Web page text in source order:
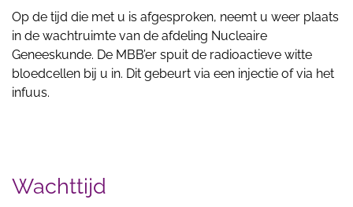
Op de tijd die met u is afgesproken, neemt u weer plaats
in de wachtruimte van de afdeling Nucleaire
Geneeskunde. De MBB’er spuit de radioactieve witte
bloedcellen bij u in. Dit gebeurt via een injectie of via het
infuus.
Wachttijd